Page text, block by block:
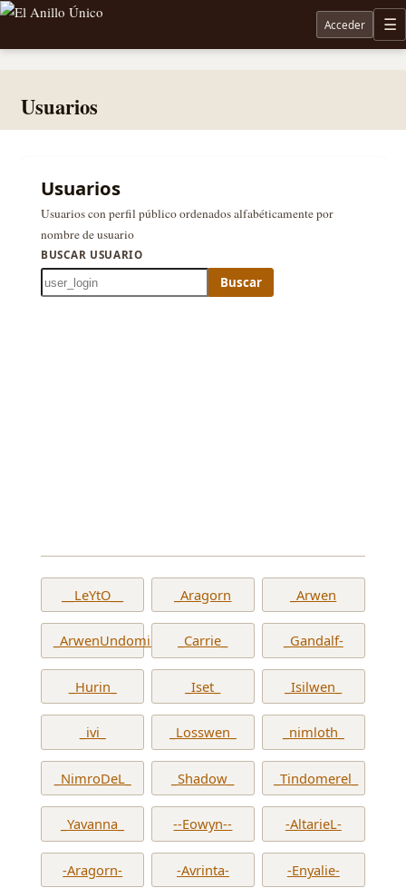
Noticias sobre Tolkien: El Señor de los Anillos, Los Anillos de Poder, La Caza de Gollum, la
Acceder
Usuarios
Usuarios
Usuarios con perfil público ordenados alfabéticamente por
nombre de usuario
BUSCAR USUARIO
Buscar
__LeYtO__ _Aragorn _Arwen
_ArwenUndomiel_ _Carrie_ _Gandalf-
_Hurin_ _Iset_ _Isilwen_
_ivi_ _Losswen_ _nimloth_
_NimroDeL_ _Shadow_ _Tindomerel_
_Yavanna_ --Eowyn-- -AltarieL-
-Aragorn- -Avrinta- -Enyalie-